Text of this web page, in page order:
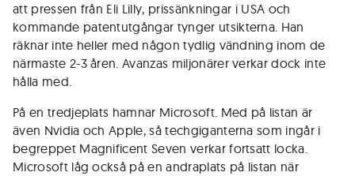
att pressen från Eli Lilly, prissänkningar i USA och
kommande patentutgångar tynger utsikterna. Han
räknar inte heller med någon tydlig vändning inom de
närmaste 2-3 åren. Avanzas miljonärer verkar dock inte
hålla med.
På en tredjeplats hamnar Microsoft. Med på listan är
även Nvidia och Apple, så techgiganterna som ingår i
begreppet Magnificent Seven verkar fortsatt locka.
Microsoft låg också på en andraplats på listan när